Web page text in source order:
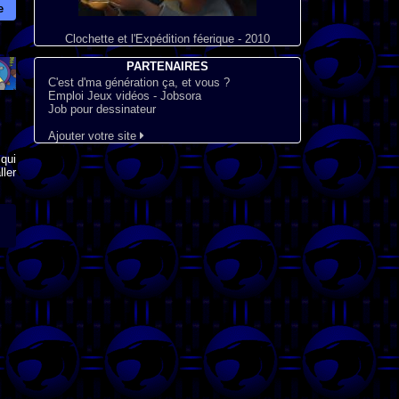
Clochette et l'Expédition féerique - 2010
PARTENAIRES
C'est d'ma génération ça, et vous ?
Emploi Jeux vidéos - Jobsora
Job pour dessinateur
Ajouter votre site